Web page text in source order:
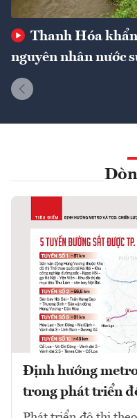
Thanh Hóa
nguyên nhân nước
Định hướng
trong phát triển